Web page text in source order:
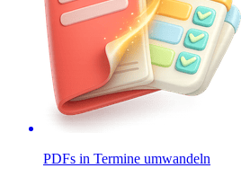
PDFs in Termine umwandeln